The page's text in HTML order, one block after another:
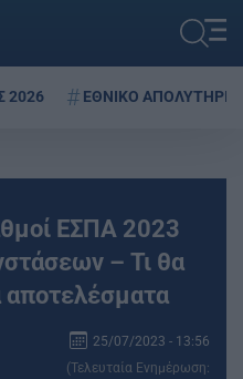
2026 ΕΘΝΙΚΟ ΑΠΟΛΥΤΗΡΙΟ
ΕΣΠΑ 2023
– Τι θα
αποτελέσματα
25/07/2023 - 13:56
(Τελευταία Ενημέρωση: